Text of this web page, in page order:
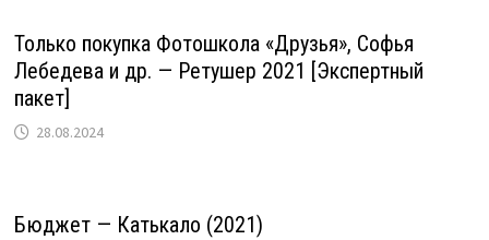
Только покупка Фотошкола «Друзья», Софья
Лебедева и др. — Ретушер 2021 [Экспертный
пакет]
28.08.2024
Бюджет — Катькало (2021)